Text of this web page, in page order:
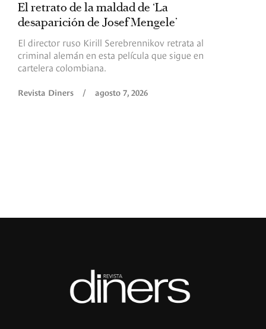
El retrato de la maldad de ‘La
desaparición de Josef Mengele’
El director ruso Kirill Serebrennikov retrata al
criminal alemán en esta película que sigue en
cartelera colombiana.
Revista Diners / agosto 7, 2026